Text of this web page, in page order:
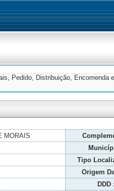
Pedido, Distribuição, Encomenda
MORAIS
Tipo
Origem
DDD :